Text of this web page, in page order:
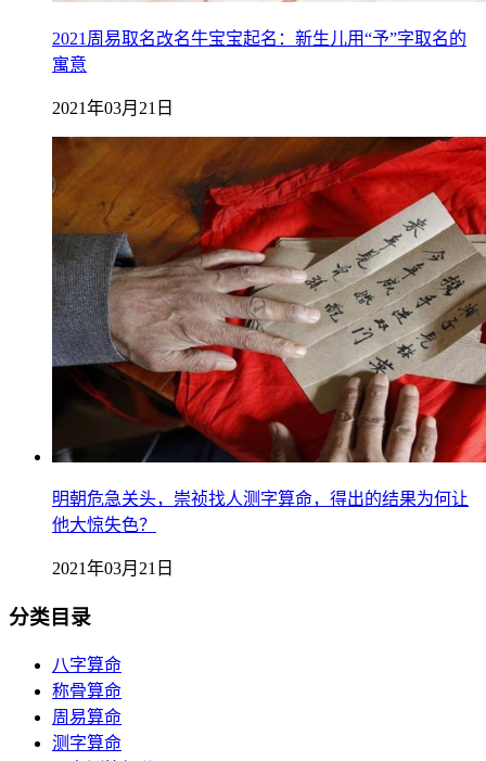
2021周易取名改名牛宝宝起名：新生儿用“予”字取名的
寓意
2021年03月21日
明朝危急关头，崇祯找人测字算命，得出的结果为何让
他大惊失色？
2021年03月21日
分类目录
八字算命
称骨算命
周易算命
测字算命